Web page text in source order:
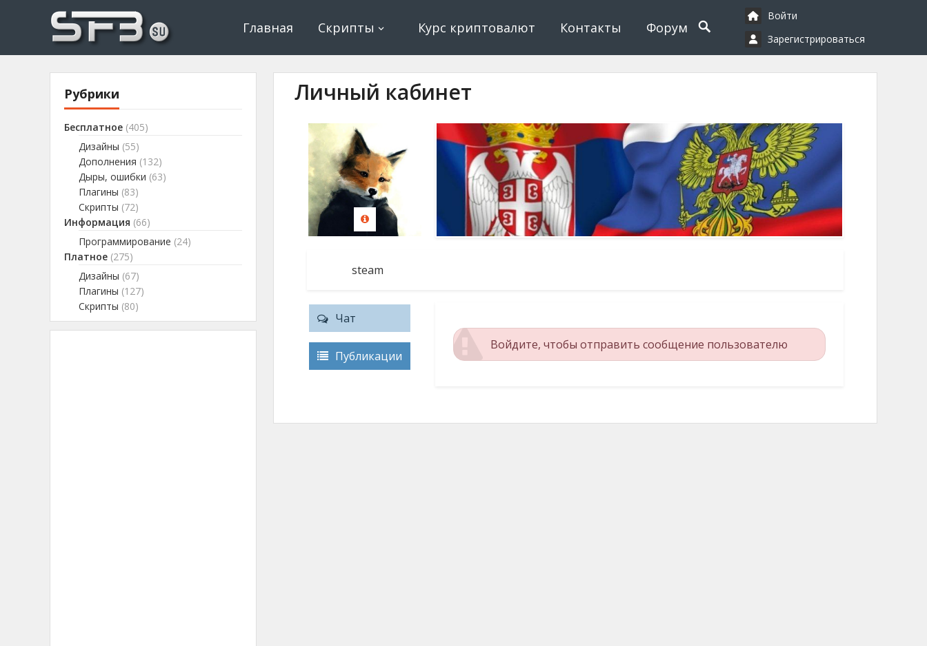
Буксы, программирование, криптовалюта
Главная Скрипты Курс криптовалют Контакты Форум
Войти
Зарегистрироваться
Рубрики
Бесплатное (405)
Дизайны (55)
Дополнения (132)
Дыры, ошибки (63)
Плагины (83)
Скрипты (72)
Информация (66)
Программирование (24)
Платное (275)
Дизайны (67)
Плагины (127)
Скрипты (80)
Личный кабинет
steam
Чат
Публикации
Войдите, чтобы отправить сообщение пользователю